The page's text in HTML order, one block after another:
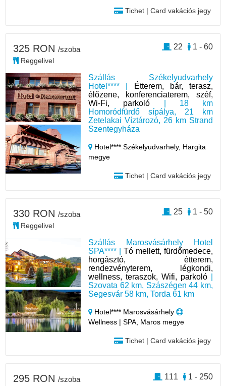
Tichet | Card vakációs jegy
Szállás Székelyudvarhely
Hotel**** |
Étterem, bár, terasz,
élőzene, konferenciaterem, széf,
Wi-Fi, parkoló | 18 km
Homoródfürdő sípálya, 21 km
Zetelakai Víztározó, 26 km Strand
Szentegyháza
Hotel**** Székelyudvarhely, Hargita
megye
Tichet | Card vakációs jegy
325 RON /szoba
Reggelivel
1 - 60
22
Szállás Marosvásárhely Hotel
SPA**** |Tó mellett, fürdőmedece,
horgásztó, étterem,
rendezvényterem, légkondi,
wellness, teraszok, Wifi, parkoló
Szovata 62 km, Szászégen 44 km,
Segesvár 58 km, Torda 61 km
Hotel**** Marosvásárhely
Wellness | SPA, Maros megye
Tichet | Card vakációs jegy
330 RON /szoba
Reggelivel
1 - 50
25
295 RON /szoba 1 - 250
111